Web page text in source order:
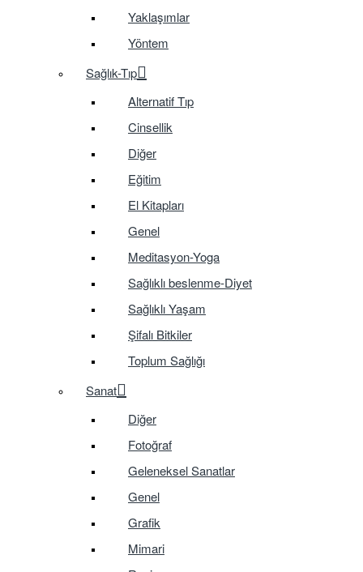
Yaklaşımlar
Yöntem
Sağlık-Tıp
Alternatif Tıp
Cinsellik
Diğer
Eğitim
El Kitapları
Genel
Meditasyon-Yoga
Sağlıklı beslenme-Diyet
Sağlıklı Yaşam
Şifalı Bitkiler
Toplum Sağlığı
Sanat
Diğer
Fotoğraf
Geleneksel Sanatlar
Genel
Grafik
Mimari